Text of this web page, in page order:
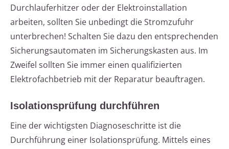
Durchlauferhitzer oder der Elektroinstallation
arbeiten, sollten Sie unbedingt die Stromzufuhr
unterbrechen! Schalten Sie dazu den entsprechenden
Sicherungsautomaten im Sicherungskasten aus. Im
Zweifel sollten Sie immer einen qualifizierten
Elektrofachbetrieb mit der Reparatur beauftragen.
Isolationsprüfung durchführen
Eine der wichtigsten Diagnoseschritte ist die
Durchführung einer Isolationsprüfung. Mittels eines